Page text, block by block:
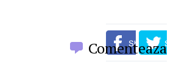
Comenteaza